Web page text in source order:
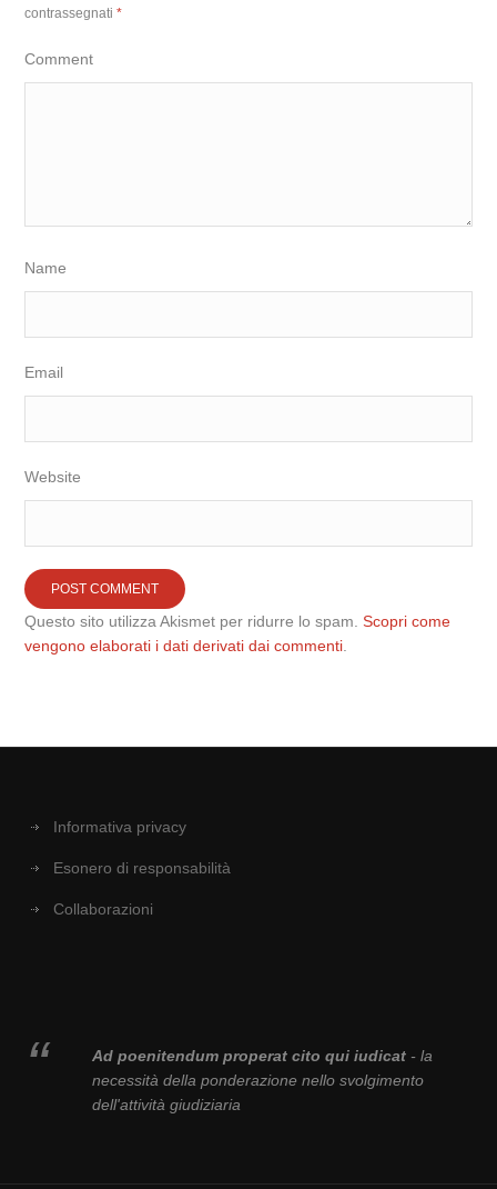
contrassegnati*
Comment
Name
Email
Website
Questo sito utilizza Akismet per ridurre lo spam.Scopri come
vengono elaborati i dati derivati dai commenti
Informativa privacy
Esonero di responsabilità
Collaborazioni
Ad poenitendum properat cito qui iudicat- la
necessità della ponderazione nello svolgimento
dell'attività giudiziaria